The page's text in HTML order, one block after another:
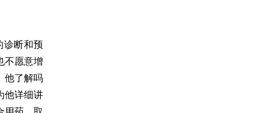
诊断和预
不愿意增
他了解吗
他详细讲